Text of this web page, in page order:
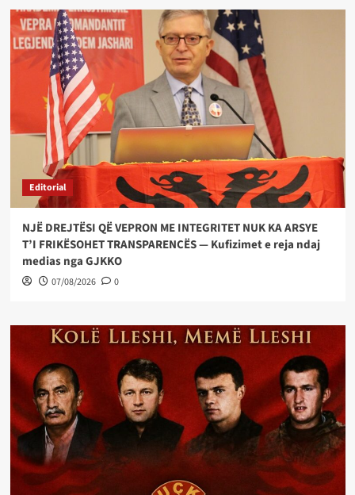
Editorial
NJË DREJTËSI QË VEPRON ME INTEGRITET NUK KA ARSYE
T’I FRIKËSOHET TRANSPARENCËS — Kufizimet e reja ndaj
medias nga GJKKO
07/08/2026 0